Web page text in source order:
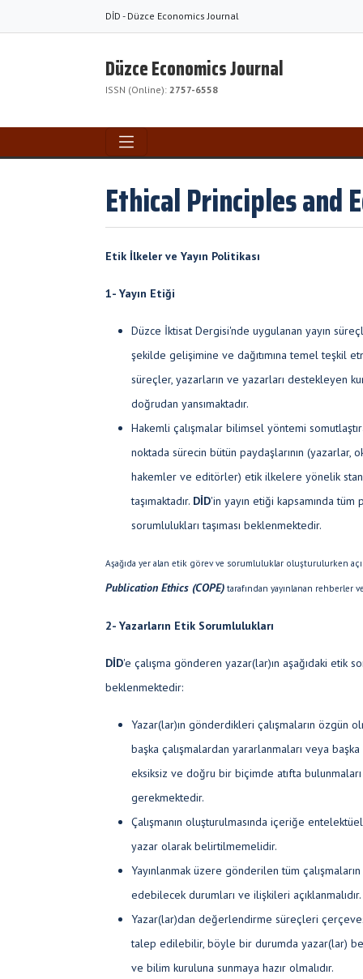
DİD - Düzce Economics Journal
Düzce Economics Journal
ISSN (Online): 2757-6558
Ethical Principles and
Etik İlkeler ve Yayın Politikası
1- Yayın Etiği
Düzce İktisat Dergisi'nde uygulanan yayın
şekilde gelişimine ve dağıtımına temel teşkil
süreçler, yazarların ve yazarları destekleyen
doğrudan yansımaktadır.
Hakemli çalışmalar bilimsel yöntemi
noktada sürecin bütün paydaşlarının (yazarlar,
hakemler ve editörler) etik ilkelere yönelik
taşımaktadır. DİD'in yayın etiği kapsamında tüm
sorumlulukları taşıması beklenmektedir.
Aşağıda yer alan etik görev ve sorumluluklar oluşturulurken
Publication Ethics (COPE) tarafından yayınlanan rehberler
2- Yazarların Etik Sorumlulukları
DİD'e çalışma gönderen yazar(lar)ın aşağıdaki etik
beklenmektedir:
Yazar(lar)ın gönderdikleri çalışmaların özgün
başka çalışmalardan yararlanmaları veya
eksiksiz ve doğru bir biçimde atıfta bulunmaları
gerekmektedir.
Çalışmanın oluşturulmasında içeriğe
yazar olarak belirtilmemelidir.
Yayınlanmak üzere gönderilen tüm çalışmaların
edebilecek durumları ve ilişkileri açıklanmalıdır.
Yazar(lar)dan değerlendirme süreçleri
talep edilebilir, böyle bir durumda yazar(lar)
ve bilim kuruluna sunmaya hazır olmalıdır.